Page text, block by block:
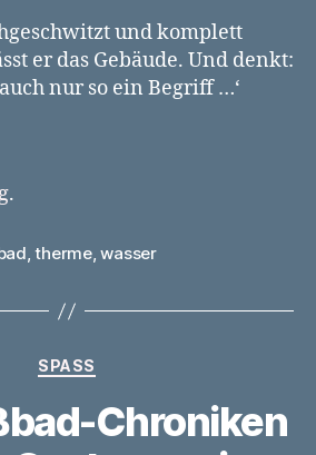
und komplett
er das Gebäude. Und denkt:
auch nur so ein Begriff …‘
.
,therme,wasser
Kategorien
SPASS
Chroniken